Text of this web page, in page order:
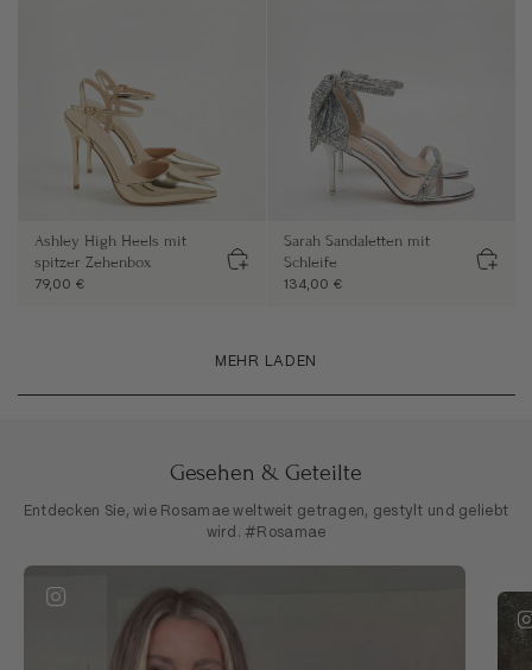
Ashley High Heels mit
spitzer Zehenbox
79,00 €
Sarah Sandaletten mit
Schleife
134,00 €
MEHR LADEN
Gesehen & Geteilte
Entdecken Sie, wie Rosamae weltweit getragen, gestylt und geliebt
wird. #Rosamae